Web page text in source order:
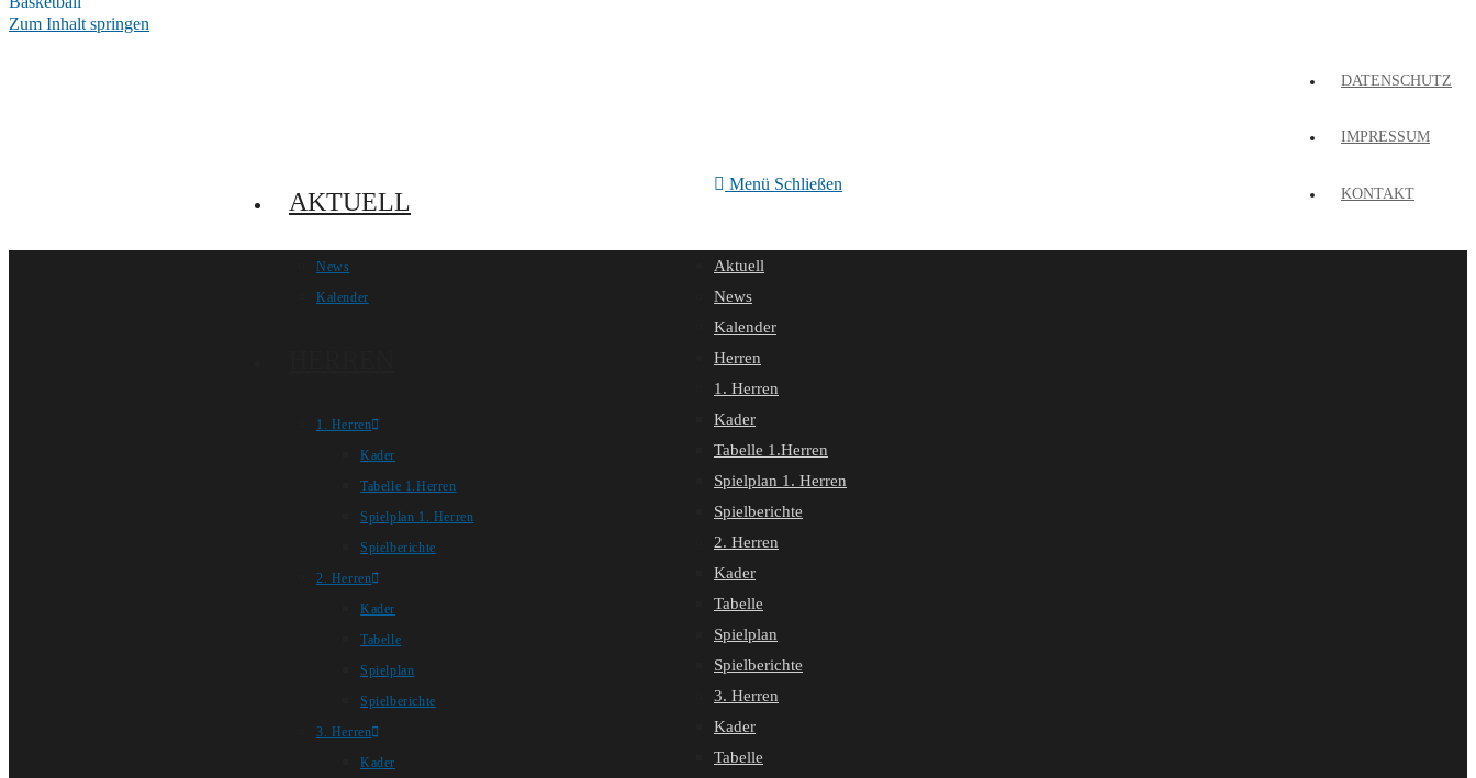
Zum Inhalt springen
DATENSCHUTZ
IMPRESSUM
KONTAKT
AKTUELL
News
Kalender
1. Herren
Kader
Tabelle 1.Herren
Spielplan 1. Herren
Spielberichte
2. Herren
Kader
Tabelle
Spielplan
Spielberichte
3. Herren
Kader
Menü Schließen
Aktuell
News
Kalender
Herren
1. Herren
Kader
Tabelle 1.Herren
Spielplan 1. Herren
Spielberichte
2. Herren
Kader
Tabelle
Spielplan
Spielberichte
3. Herren
Kader
Tabelle